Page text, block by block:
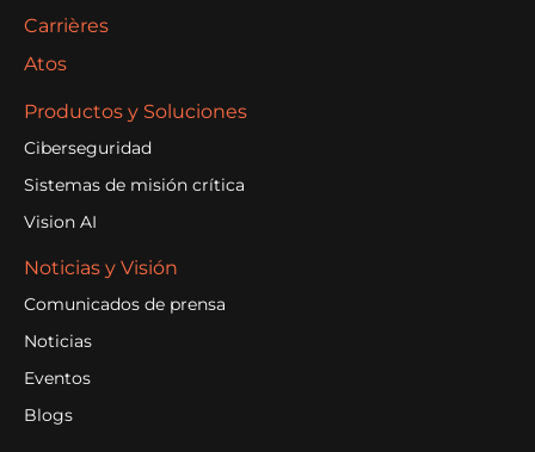
Carrières
Atos
Productos y Soluciones
Ciberseguridad
Sistemas de misión crítica
Vision AI
Noticias y Visión
Comunicados de prensa
Noticias
Eventos
Blogs